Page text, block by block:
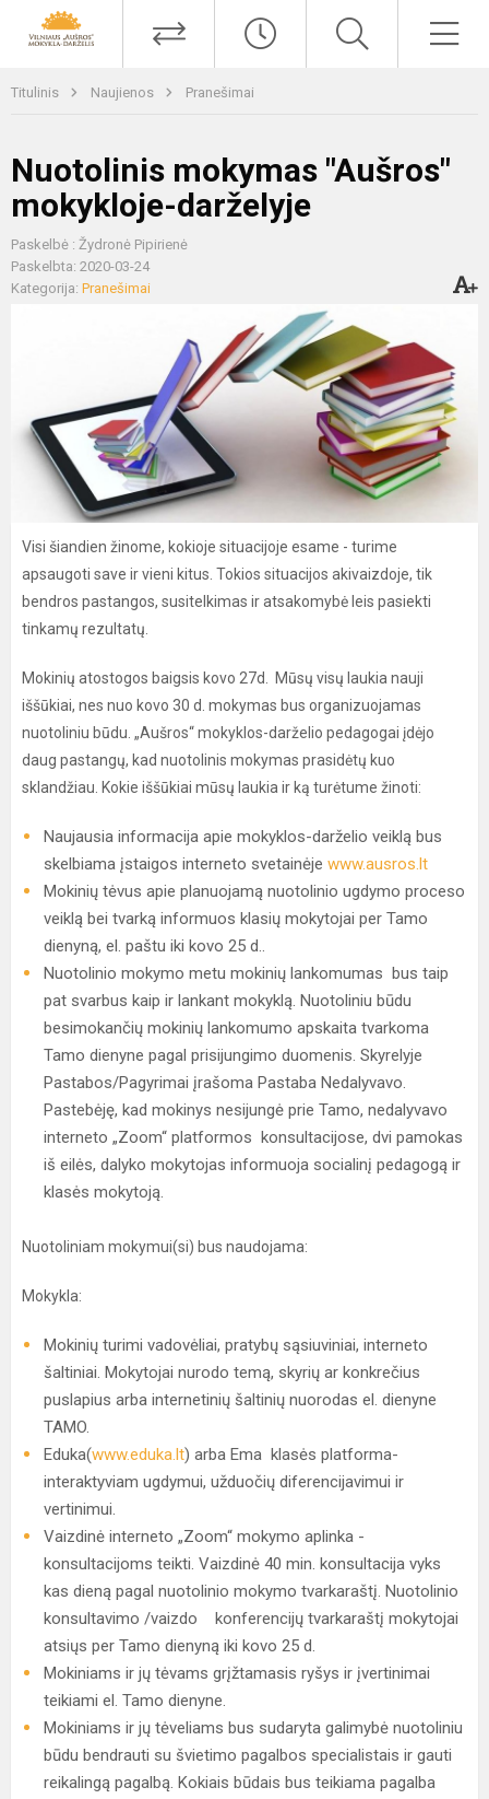
Titulinis Naujienos Pranešimai
Nuotolinis mokymas "Aušros"
mokykloje-darželyje
Paskelbė : Žydronė Pipirienė
Paskelbta: 2020-03-24
Kategorija: Pranešimai
Visi šiandien žinome, kokioje situacijoje esame - turime
apsaugoti save ir vieni kitus. Tokios situacijos akivaizdoje, tik
bendros pastangos, susitelkimas ir atsakomybė leis pasiekti
tinkamų rezultatų.
Mokinių atostogos baigsis kovo 27d. Mūsų visų laukia nauji
iššūkiai, nes nuo kovo 30 d. mokymas bus organizuojamas
nuotoliniu būdu. „Aušros“ mokyklos-darželio pedagogai įdėjo
daug pastangų, kad nuotolinis mokymas prasidėtų kuo
sklandžiau. Kokie iššūkiai mūsų laukia ir ką turėtume žinoti:
Naujausia informacija apie mokyklos-darželio veiklą bus
skelbiama įstaigos interneto svetainėje www.ausros.lt
Mokinių tėvus apie planuojamą nuotolinio ugdymo proceso
veiklą bei tvarką informuos klasių mokytojai per Tamo
dienyną, el. paštu iki kovo 25 d..
Nuotolinio mokymo metu mokinių lankomumas bus taip
pat svarbus kaip ir lankant mokyklą. Nuotoliniu būdu
besimokančių mokinių lankomumo apskaita tvarkoma
Tamo dienyne pagal prisijungimo duomenis. Skyrelyje
Pastabos/Pagyrimai įrašoma Pastaba Nedalyvavo.
Pastebėję, kad mokinys nesijungė prie Tamo, nedalyvavo
interneto „Zoom“ platformos konsultacijose, dvi pamokas
iš eilės, dalyko mokytojas informuoja socialinį pedagogą ir
klasės mokytoją.
Nuotoliniam mokymui(si) bus naudojama:
Mokykla:
Mokinių turimi vadovėliai, pratybų sąsiuviniai, interneto
šaltiniai. Mokytojai nurodo temą, skyrių ar konkrečius
puslapius arba internetinių šaltinių nuorodas el. dienyne
TAMO.
Eduka(www.eduka.lt) arba Ema klasės platforma-
interaktyviam ugdymui, užduočių diferencijavimui ir
vertinimui.
Vaizdinė interneto „Zoom“ mokymo aplinka -
konsultacijoms teikti. Vaizdinė 40 min. konsultacija vyks
kas dieną pagal nuotolinio mokymo tvarkaraštį. Nuotolinio
konsultavimo /vaizdo konferencijų tvarkaraštį mokytojai
atsiųs per Tamo dienyną iki kovo 25 d.
Mokiniams ir jų tėvams grįžtamasis ryšys ir įvertinimai
teikiami el. Tamo dienyne.
Mokiniams ir jų tėveliams bus sudaryta galimybė nuotoliniu
būdu bendrauti su švietimo pagalbos specialistais ir gauti
reikalingą pagalbą. Kokiais būdais bus teikiama pagalba